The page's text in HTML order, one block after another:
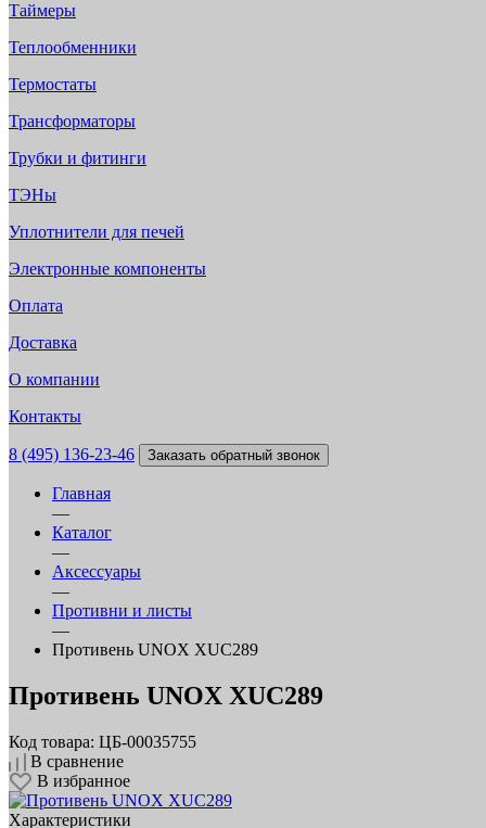
Таймеры
Теплообменники
Термостаты
Трансформаторы
Трубки и фитинги
ТЭНы
Уплотнители для печей
Электронные компоненты
Оплата
Доставка
О компании
Контакты
8 (495) 136-23-46 Заказать обратный звонок
Главная
—
Каталог
—
Аксессуары
—
Противни и листы
—
Противень UNOX XUC289
Противень UNOX XUC289
Код товара: ЦБ-00035755
В сравнение
В избранное
Характеристики